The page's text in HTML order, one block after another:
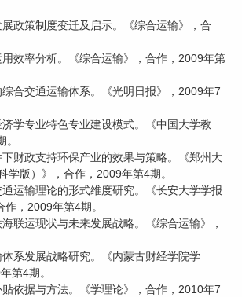
政策制度变迁及启示。《综合运输》，合
效率分析。《综合运输》，合作，2009年第
合交通运输体系。《光明日报》，2009年7
学专业特色专业建设模式。《中国大学教
财政支持环保产业的效果与策略。《郑州大
学版）》，合作，2009年第4期。
运输理论的形式维度研究。《长安大学学报
，2009年第4期。
联运现状与未来发展战略。《综合运输》，
系发展战略研究。《内蒙古财经学院学
第4期。
依据与方法。《学理论》，合作，2010年7